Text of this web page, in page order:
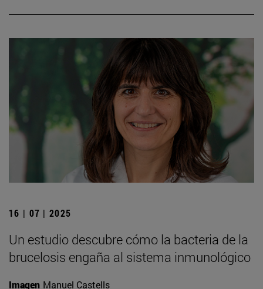
16 | 07 | 2025
Un estudio descubre cómo la bacteria de la
brucelosis engaña al sistema inmunológico
Imagen Manuel Castells